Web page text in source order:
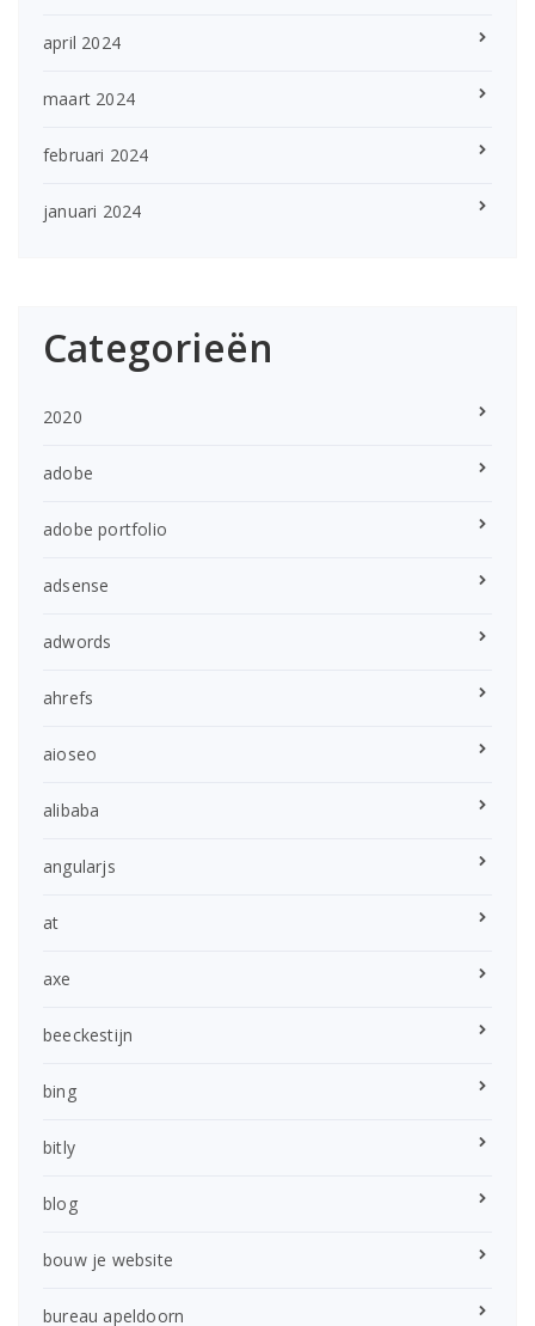
april 2024
maart 2024
februari 2024
januari 2024
Categorieën
2020
adobe
adobe portfolio
adsense
adwords
ahrefs
aioseo
alibaba
angularjs
at
axe
beeckestijn
bing
bitly
blog
bouw je website
bureau apeldoorn